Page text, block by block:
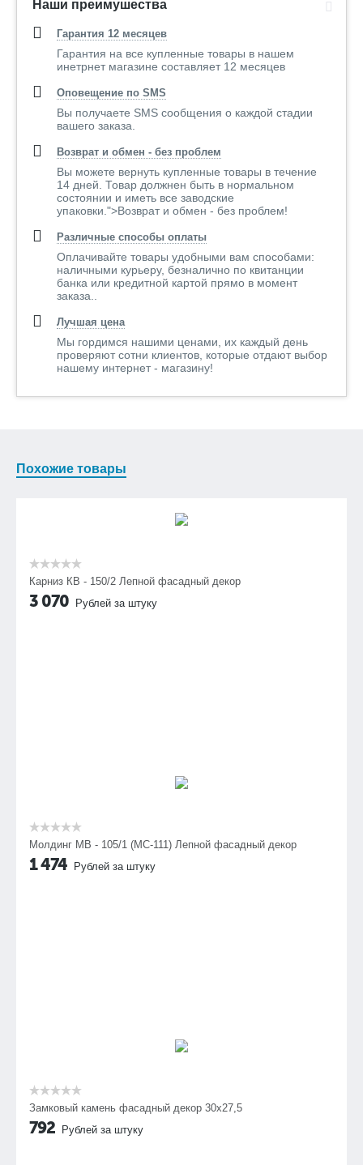
Наши преимушества
Гарантия 12 месяцев
Гарантия на все купленные товары в нашем
инетрнет магазине составляет 12 месяцев
Оповещение по SMS
Вы получаете SMS сообщения о каждой стадии
вашего заказа.
Возврат и обмен - без проблем
Вы можете вернуть купленные товары в течение
14 дней. Товар должнен быть в нормальном
состоянии и иметь все заводские
упаковки.">Возврат и обмен - без проблем!
Различные способы оплаты
Оплачивайте товары удобными вам способами:
наличными курьеру, безналично по квитанции
банка или кредитной картой прямо в момент
заказа..
Лучшая цена
Мы гордимся нашими ценами, их каждый день
проверяют сотни клиентов, которые отдают выбор
нашему интернет - магазину!
Похожие товары
Карниз КВ - 150/2 Лепной фасадный декор
3 070 Рублей за штуку
Молдинг МВ - 105/1 (МС-111) Лепной фасадный декор
1 474 Рублей за штуку
Замковый камень фасадный декор 30х27,5
792 Рублей за штуку